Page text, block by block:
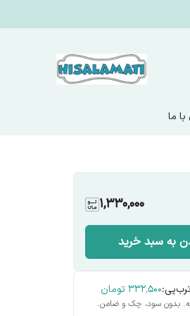
ما
1,330,000
به سبد خرید
۳۳۲٬۵۰۰تومان